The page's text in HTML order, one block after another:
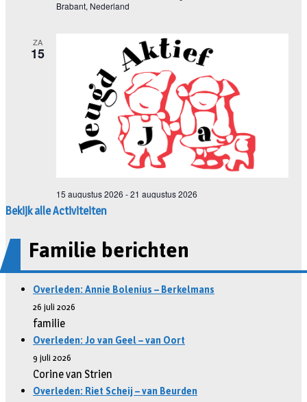
Bekijk alle Activiteiten
Familie berichten
Overleden: Annie Bolenius – Berkelmans
26 juli 2026
familie
Overleden: Jo van Geel – van Oort
9 juli 2026
Corine van Strien
Overleden: Riet Scheij – van Beurden